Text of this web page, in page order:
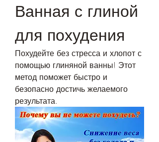
Ванная с глиной
для похудения
Похудейте без стресса и хлопот с
помощью глиняной ванны! Этот
метод поможет быстро и
безопасно достичь желаемого
результата.